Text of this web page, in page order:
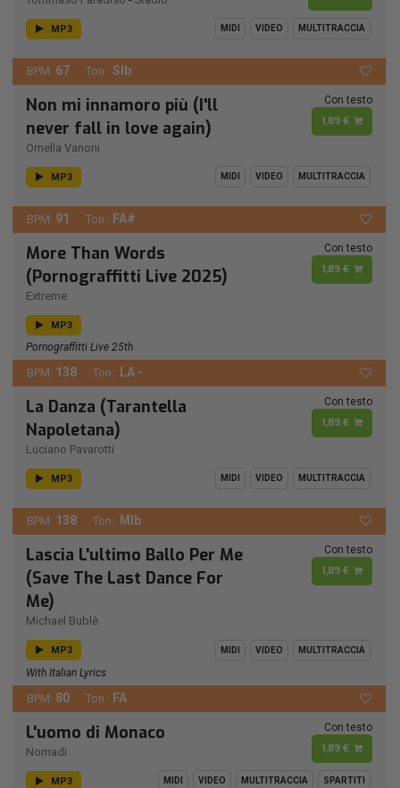
MP3 MIDI VIDEO MULTITRACCIA
BPM: 67 Ton.: SIb
Non mi innamoro più (I'll
never fall in love again)
Ornella Vanoni
Con testo
1,89 €
MP3 MIDI VIDEO MULTITRACCIA
BPM: 91 Ton.: FA#
More Than Words
(Pornograffitti Live 2025)
Extreme
Con testo
1,89 €
MP3
Pornograffitti Live 25th
BPM: 138 Ton.: LA -
La Danza (Tarantella
Napoletana)
Luciano Pavarotti
Con testo
1,89 €
MP3 MIDI VIDEO MULTITRACCIA
BPM: 138 Ton.: MIb
Lascia L'ultimo Ballo Per Me
(Save The Last Dance For
Me)
Michael Bublè
Con testo
1,89 €
MP3 MIDI VIDEO MULTITRACCIA
With Italian Lyrics
BPM: 80 Ton.: FA
L'uomo di Monaco
Nomadi
Con testo
1,89 €
MP3 MIDI VIDEO MULTITRACCIA SPARTITI